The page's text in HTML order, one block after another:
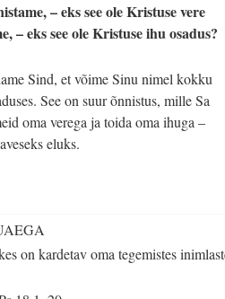
– eks see ole Kristuse vere
– eks see ole Kristuse ihu osadus?
Sind, et võime Sinu nimel kokku
See on suur õnnistus, mille Sa
oma verega ja toida oma ihuga –
eluks.
on kardetav oma tegemistes